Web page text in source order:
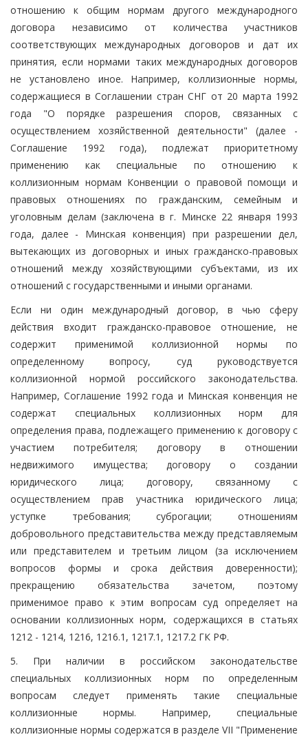
отношению к общим нормам другого международного
договора независимо от количества участников
соответствующих международных договоров и дат их
принятия, если нормами таких международных договоров
не установлено иное. Например, коллизионные нормы,
содержащиеся в Соглашении стран СНГ от 20 марта 1992
года "О порядке разрешения споров, связанных с
осуществлением хозяйственной деятельности" (далее -
Соглашение 1992 года), подлежат приоритетному
применению как специальные по отношению к
коллизионным нормам Конвенции о правовой помощи и
правовых отношениях по гражданским, семейным и
уголовным делам (заключена в г. Минске 22 января 1993
года, далее - Минская конвенция) при разрешении дел,
вытекающих из договорных и иных гражданско-правовых
отношений между хозяйствующими субъектами, из их
отношений с государственными и иными органами.
Если ни один международный договор, в чью сферу
действия входит гражданско-правовое отношение, не
содержит применимой коллизионной нормы по
определенному вопросу, суд руководствуется
коллизионной нормой российского законодательства.
Например, Соглашение 1992 года и Минская конвенция не
содержат специальных коллизионных норм для
определения права, подлежащего применению к договору с
участием потребителя; договору в отношении
недвижимого имущества; договору о создании
юридического лица; договору, связанному с
осуществлением прав участника юридического лица;
уступке требования; суброгации; отношениям
добровольного представительства между представляемым
или представителем и третьим лицом (за исключением
вопросов формы и срока действия доверенности);
прекращению обязательства зачетом, поэтому
применимое право к этим вопросам суд определяет на
основании коллизионных норм, содержащихся в статьях
1212 - 1214, 1216, 1216.1, 1217.1, 1217.2 ГК РФ.
5. При наличии в российском законодательстве
специальных коллизионных норм по определенным
вопросам следует применять такие специальные
коллизионные нормы. Например, специальные
коллизионные нормы содержатся в разделе VII "Применение